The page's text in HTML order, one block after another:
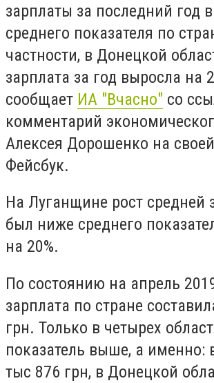
зарплаты за последний год
среднего показателя по
частности, в Донецкой
зарплата за год выросла на
сообщает ИА "Вчасно" со
комментарий
Алексея Дорошенко на
Фейсбук.
На Луганщине рост средней
был ниже среднего
на 20%.
По состоянию на апрель
зарплата по стране
грн. Только в четырех
показатель выше, а именно:
тыс 876 грн, в Донецкой